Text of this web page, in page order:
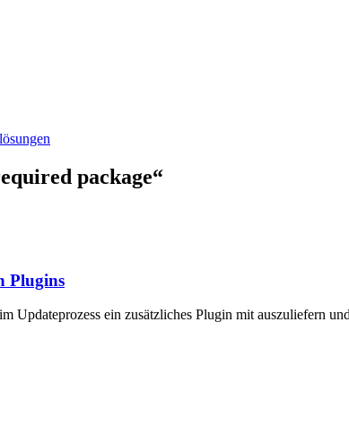
package“
Plugins
Updateprozess ein zusätzliches Plugin mit auszuliefern